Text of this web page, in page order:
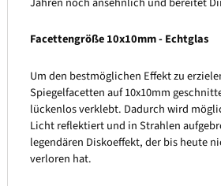
Facettengröße 10x10mm - Echtglas
Um den bestmöglichen Effekt zu
Spiegelfacetten auf 10x10mm
lückenlos verklebt. Dadurch wird
Licht reflektiert und in Strahlen
legendären Diskoeffekt, der bis heute
verloren hat.